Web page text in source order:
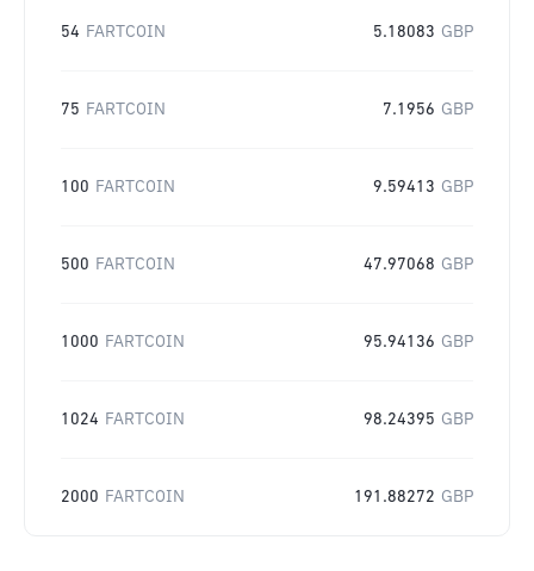
54 FARTCOIN 5.18083 GBP
75 FARTCOIN 7.1956 GBP
100 FARTCOIN 9.59413 GBP
500 FARTCOIN 47.97068 GBP
1000 FARTCOIN 95.94136 GBP
1024 FARTCOIN 98.24395 GBP
2000 FARTCOIN 191.88272 GBP